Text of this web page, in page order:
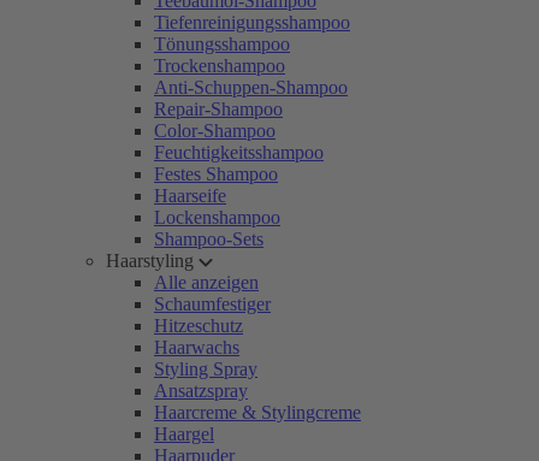
Tiefenreinigungsshampoo
Tönungsshampoo
Trockenshampoo
Anti-Schuppen-Shampoo
Repair-Shampoo
Color-Shampoo
Feuchtigkeitsshampoo
Festes Shampoo
Haarseife
Lockenshampoo
Shampoo-Sets
Haarstyling
Alle anzeigen
Schaumfestiger
Hitzeschutz
Haarwachs
Styling Spray
Ansatzspray
Haarcreme & Stylingcreme
Haargel
Haarpuder